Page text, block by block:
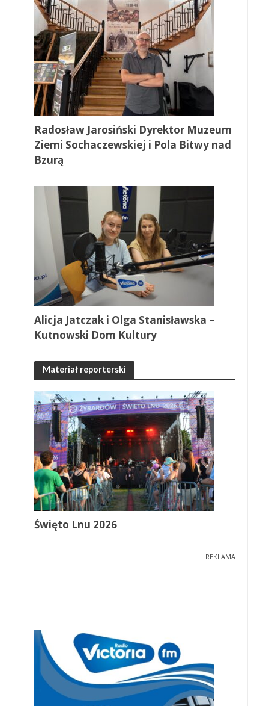
Radosław Jarosiński Dyrektor Muzeum
Ziemi Sochaczewskiej i Pola Bitwy nad
Bzurą
Alicja Jatczak i Olga Stanisławska –
Kutnowski Dom Kultury
Materiał reporterski
Święto Lnu 2026
REKLAMA